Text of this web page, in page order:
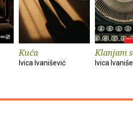
Kuća
Ivica Ivanišević
Klanjam
Ivica